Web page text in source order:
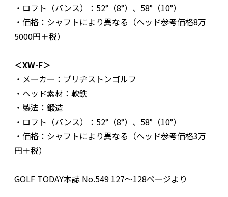
・ロフト（バンス）：52°（8°）、58°（10°）
・価格：シャフトにより異なる（ヘッド参考価格8万
5000円＋税）
＜XW-F＞
・メーカー：ブリヂストンゴルフ
・ヘッド素材：軟鉄
・製法：鍛造
・ロフト（バンス）：52°（8°）、58°（10°）
・価格：シャフトにより異なる（ヘッド参考価格3万
円＋税）
GOLF TODAY本誌 No.549 127〜128ページより